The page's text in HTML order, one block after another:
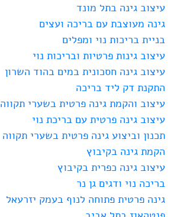
עיצוב גינה בתל מונד
גינה מעוצבת עם בריכה ועצים
בניית בריכות נוי ומפלים
עיצוב גינות פרטיות ובריכות נוי
עיצוב גינה חסכונית במים בהוד השרון
התקנת דק ליד בריכה
עיצוב והקמת גינה פרטית בשערי תקווה
עיצוב גינה פרטית עם בריכת נוי
תכנון וביצוע גינה פרטית בשערי תקווה
הקמת גינה בקיבוץ
עיצוב גינה כפרית בקיבוץ
בריכה נוי ודגים גן נר
גינה פרטית פתוחה לנוף בעמק יזרעאל